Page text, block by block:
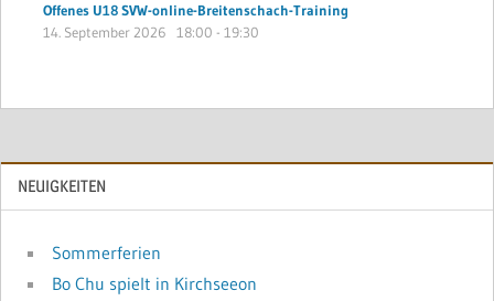
Offenes U18 SVW-online-Breitenschach-Training
14. September 2026 18:00 - 19:30
NEUIGKEITEN
Sommerferien
Bo Chu spielt in Kirchseeon